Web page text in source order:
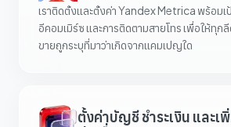
เราติดตั้งและตั้งค่า Yandex Metrica พร้อมเ
อีคอมเมิร์ซ และการติดตามสายโทร เพื่อให้ทุก
ขายถูกระบุที่มาว่าเกิดจากแคมเปญใด
ตั้งค่าบัญชี ชำระเงิน และเ